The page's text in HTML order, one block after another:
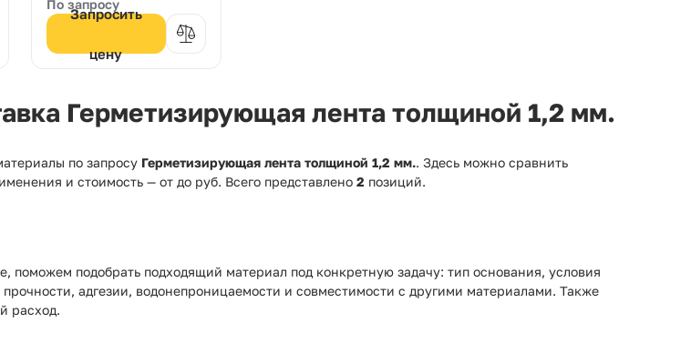
герметизирующая лента. С
ламинированная
алюминиевой фольгой.
По запросу
Запросить
цену
Герметизирующая лента толщиной 1,2 мм.
по запросу Герметизирующая лента толщиной 1,2 мм.. Здесь можно сравнить
и стоимость — от до руб. Всего представлено 2 позиций.
поможем подобрать подходящий материал под конкретную задачу: тип основания, условия
адгезии, водонепроницаемости и совместимости с другими материалами. Также
расход.